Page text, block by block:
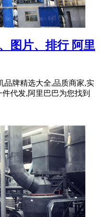
图片、排行 阿里
品牌精选大全,品质商家,实
代发,阿里巴巴为您找到